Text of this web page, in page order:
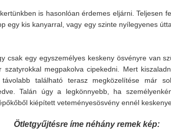
is hasonlóan érdemes eljárni. Teljesen
egy kis kanyarral, vagy egy szinte nyílegyenes
csak egy egyszemélyes keskeny ösvényre van
szatyrokkal megpakolva cipekedni. Mert
található terasz megközelítése már
Talán úgy a legkönnyebb, ha
kiépített veteményesösvény ennél
Ötletgyűjtésre íme néhány remek kép: